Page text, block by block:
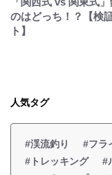
のはどっち！？【検
ト】
人気タグ
#渓流釣り #フラ
#トレッキング
#